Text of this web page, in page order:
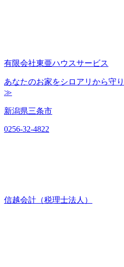
有限会社東亜ハウスサービス
あなたのお家をシロアリから守
≫
新潟県三条市
0256-32-4822
信越会計（税理士法人）